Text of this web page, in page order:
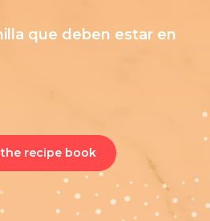
que deben estar en
recipe book